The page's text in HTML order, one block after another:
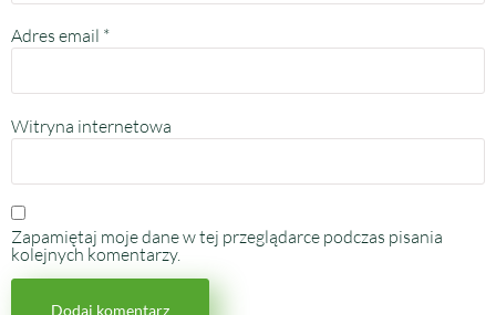
Adres email *
Witryna internetowa
Zapamiętaj moje dane w tej przeglądarce podczas pisania
kolejnych komentarzy.